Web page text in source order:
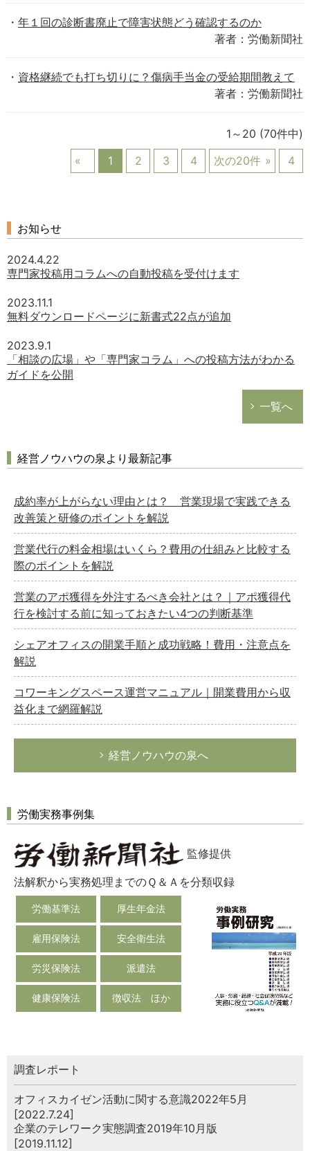
年１回の診断書廃止で障害状態どう確認するのか
著者：労働新聞社
資格継続でも打ち切りに？傷病手当金の受給期間教えて
著者：労働新聞社
1～20 (70件中)
1
2 3 4 次の20件 4
お知らせ
2024.4.22
専門家投稿用コラムへの自動投稿を受付けます
2023.11.1
無料ダウンロードページに新書式22点が追加
2023.9.1
「相談の広場」や「専門家コラム」への投稿方法がわかる
ガイドを公開
一覧へ
経営ノウハウの泉より最新記事
成約率が上がらない理由とは？ 営業現場で実践できる
改善策と研修のポイントを解説
営業代行の料金相場はいくら？費用の仕組みと比較する
際のポイントを解説
営業のアポ獲得を外注するべき会社とは？｜アポ獲得代
行を検討する前に知っておきたい4つの判断基準
シェアオフィスの開業手順と成功戦略！費用・注意点を
解説
コワーキングスペース運営マニュアル｜開業費用から収
益化まで網羅解説
経営ノウハウの泉へ
労働実務事例集
監修提供
法解釈から実務処理までのＱ＆Ａを分類収録
労働基準法 厚生年金法
雇用保険法 安全衛生法
労災保険法 派遣法
健康保険法 徴収法 ほか
調査レポート
オフィスカイゼン活動に関する意識2022年5月
[2022.7.24]
企業のテレワーク実態調査2019年10月版
[2019.11.12]